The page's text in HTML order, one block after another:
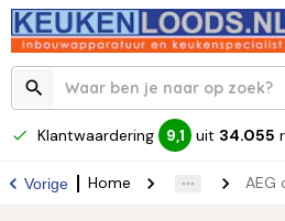
Klantwaardering 9,1 uit 34.055
Vorige Home AEG